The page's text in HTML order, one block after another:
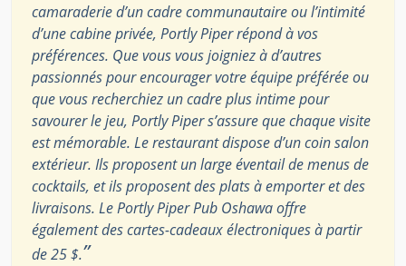
camaraderie d’un cadre communautaire ou l’intimité
d’une cabine privée, Portly Piper répond à vos
préférences. Que vous vous joigniez à d’autres
passionnés pour encourager votre équipe préférée ou
que vous recherchiez un cadre plus intime pour
savourer le jeu, Portly Piper s’assure que chaque visite
est mémorable. Le restaurant dispose d’un coin salon
extérieur. Ils proposent un large éventail de menus de
cocktails, et ils proposent des plats à emporter et des
livraisons. Le Portly Piper Pub Oshawa offre
également des cartes-cadeaux électroniques à partir
de 25 $.”